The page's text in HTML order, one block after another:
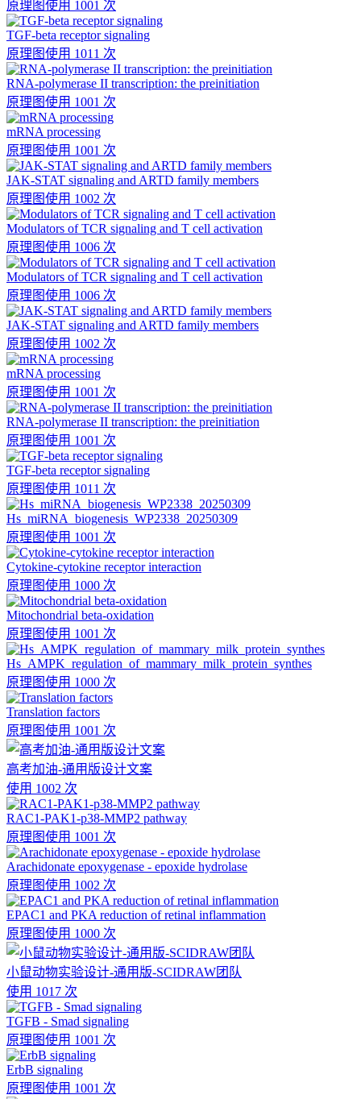
原理图使用 1001 次
TGF-beta receptor signaling
原理图使用 1011 次
RNA-polymerase II transcription: the preinitiation
原理图使用 1001 次
mRNA processing
原理图使用 1001 次
JAK-STAT signaling and ARTD family members
原理图使用 1002 次
Modulators of TCR signaling and T cell activation
原理图使用 1006 次
Modulators of TCR signaling and T cell activation
原理图使用 1006 次
JAK-STAT signaling and ARTD family members
原理图使用 1002 次
mRNA processing
原理图使用 1001 次
RNA-polymerase II transcription: the preinitiation
原理图使用 1001 次
TGF-beta receptor signaling
原理图使用 1011 次
Hs_miRNA_biogenesis_WP2338_20250309
原理图使用 1001 次
Cytokine-cytokine receptor interaction
原理图使用 1000 次
Mitochondrial beta-oxidation
原理图使用 1001 次
Hs_AMPK_regulation_of_mammary_milk_protein_synthes
原理图使用 1000 次
Translation factors
原理图使用 1001 次
高考加油-通用版设计文案
使用 1002 次
RAC1-PAK1-p38-MMP2 pathway
原理图使用 1001 次
Arachidonate epoxygenase - epoxide hydrolase
原理图使用 1002 次
EPAC1 and PKA reduction of retinal inflammation
原理图使用 1000 次
小鼠动物实验设计-通用版-SCIDRAW团队
使用 1017 次
TGFB - Smad signaling
原理图使用 1001 次
ErbB signaling
原理图使用 1001 次